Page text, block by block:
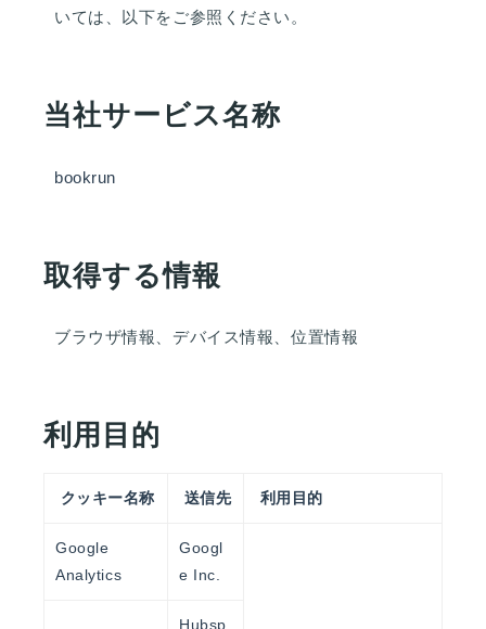
いては、以下をご参照ください。
当社サービス名称
bookrun
取得する情報
ブラウザ情報、デバイス情報、位置情報
利用目的
クッキー名称 送信先 利用目的
Google
Analytics
Googl
e Inc.
Hubsp